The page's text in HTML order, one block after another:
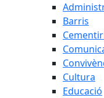
Barris
Cultura
Educació